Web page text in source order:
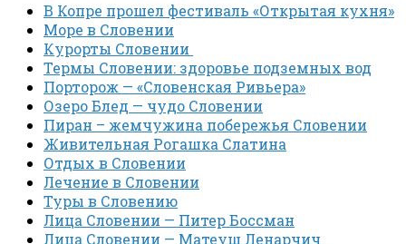
В Копре прошел фестиваль «Открытая кухня»
Море в Словении
Курорты Словении
Термы Словении: здоровье подземных вод
Порторож — «Словенская Ривьера»
Озеро Блед — чудо Словении
Пиран – жемчужина побережья Словении
Живительная Рогашка Слатина
Отдых в Словении
Лечение в Словении
Туры в Словению
Лица Словении — Питер Боссман
Лица Словении — Матеуш Ленарчич